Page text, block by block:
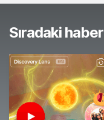
Sıradaki haber